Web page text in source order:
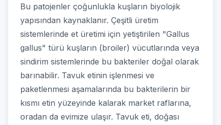
Bu patojenler çoğunlukla kuşların biyolojik
yapısından kaynaklanır. Çeşitli üretim
sistemlerinde et üretimi için yetiştirilen "Gallus
gallus" türü kuşların (broiler) vücutlarında veya
sindirim sistemlerinde bu bakteriler doğal olarak
barınabilir. Tavuk etinin işlenmesi ve
paketlenmesi aşamalarında bu bakterilerin bir
kısmı etin yüzeyinde kalarak market raflarına,
oradan da evimize ulaşır. Tavuk eti, doğası